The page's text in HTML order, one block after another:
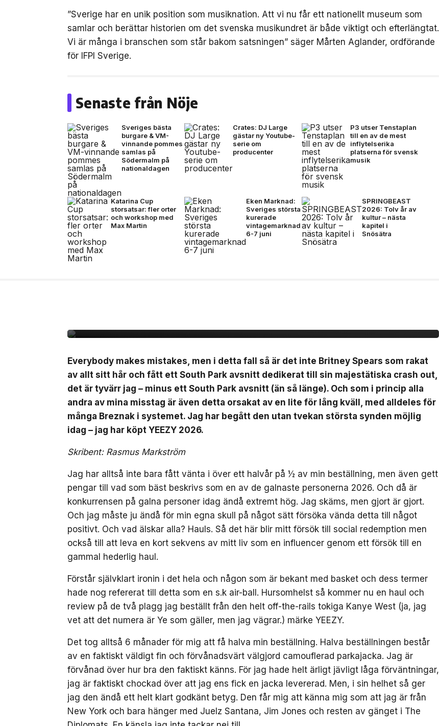
”Sverige har en unik position som musiknation. Att vi nu får ett nationellt museum som
samlar och berättar historien om det svenska musikundret är både viktigt och efterlängtat.
Vi är många i branschen som står bakom satsningen” säger Mårten Aglander, ordförande
för IFPI Sverige.
Senaste från Nöje
Sveriges bästa
burgare & VM-
vinnande pommes
samlas på
Södermalm på
nationaldagen
Crates: DJ Large
gästar ny Youtube-
serie om
producenter
P3 utser Tenstaplan
till en av de mest
inflytelserika
platserna för svensk
musik
Katarina Cup
storsatsar: fler orter
och workshop med
Max Martin
Eken Marknad:
Sveriges största
kurerade
vintagemarknad
6-7 juni
SPRINGBEAST
2026: Tolv år av
kultur – nästa
kapitel i
Snösätra
Everybody makes mistakes, men i detta fall så är det inte Britney Spears som rakat
av allt sitt hår och fått ett South Park avsnitt dedikerat till sin majestätiska crash out,
det är tyvärr jag – minus ett South Park avsnitt (än så länge). Och som i princip alla
andra av mina misstag är även detta orsakat av en lite för lång kväll, med alldeles för
många Breznak i systemet. Jag har begått den utan tvekan största synden möjlig
idag – jag har köpt YEEZY 2026.
Skribent: Rasmus Markström
Jag har alltså inte bara fått vänta i över ett halvår på ½ av min beställning, men även gett
pengar till vad som bäst beskrivs som en av de galnaste personerna 2026. Och då är
konkurrensen på galna personer idag ändå extremt hög. Jag skäms, men gjort är gjort.
Och jag måste ju ändå för min egna skull på något sätt försöka vända detta till något
positivt. Och vad älskar alla? Hauls. Så det här blir mitt försök till social redemption men
också till att leva en kort sekvens av mitt liv som en influencer genom ett försök till en
gammal hederlig haul.
Förstår självklart ironin i det hela och någon som är bekant med basket och dess termer
hade nog refererat till detta som en s.k air-ball. Hursomhelst så kommer nu en haul och
review på de två plagg jag beställt från den helt off-the-rails tokiga Kanye West (ja, jag
vet att det numera är Ye som gäller, men jag vägrar.) märke YEEZY.
Det tog alltså 6 månader för mig att få halva min beställning. Halva beställningen består
av en faktiskt väldigt fin och förvånadsvärt välgjord camouflerad parkajacka. Jag är
förvånad över hur bra den faktiskt känns. För jag hade helt ärligt jävligt låga förväntningar,
jag är faktiskt chockad över att jag ens fick en jacka levererad. Men, i sin helhet så ger
jag den ändå ett helt klart godkänt betyg. Den får mig att känna mig som att jag är från
New York och bara hänger med Juelz Santana, Jim Jones och resten av gänget i The